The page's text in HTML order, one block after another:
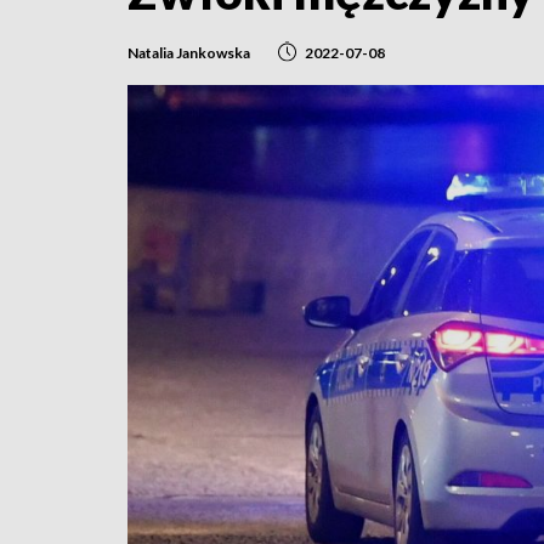
Natalia Jankowska 2022-07-08